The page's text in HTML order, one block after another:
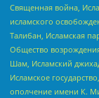
Священная война,
исламского
Талибан, Исламская
Общество
Шам, Исламский
Исламское
ополчение имени К.